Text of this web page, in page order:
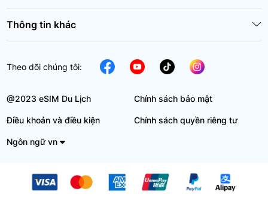
Thông tin khác
Theo dõi chúng tôi:
@2023 eSIM Du Lịch Chính sách bảo mật
Điều khoản và điều kiện Chính sách quyền riêng tư
Ngôn ngữ vn